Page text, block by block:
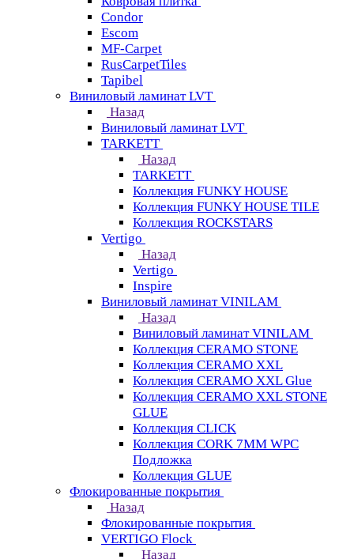
Condor
Escom
MF-Carpet
RusCarpetTiles
Tapibel
Виниловый ламинат LVT
Назад
Виниловый ламинат LVT
TARKETT
Назад
TARKETT
Коллекция FUNKY HOUSE
Коллекция FUNKY HOUSE TILE
Коллекция ROCKSTARS
Vertigo
Назад
Vertigo
Inspire
Виниловый ламинат VINILAM
Назад
Виниловый ламинат VINILAM
Коллекция CERAMO STONE
Коллекция CERAMO XXL
Коллекция CERAMO XXL Glue
Коллекция CERAMO XXL STONE
GLUE
Коллекция CLICK
Коллекция CORK 7MM WPC
Подложка
Коллекция GLUE
Флокированные покрытия
Назад
Флокированные покрытия
VERTIGO Flock
Назад